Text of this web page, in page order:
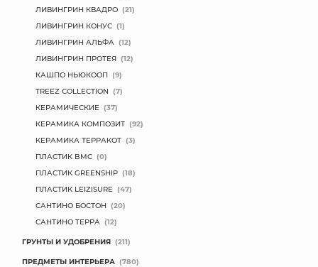
ЛИВИНГРИН КВАДРО (21)
ЛИВИНГРИН КОНУС (1)
ЛИВИНГРИН АЛЬФА (12)
ЛИВИНГРИН ПРОТЕЯ (12)
КАШПО НЬЮКООП (9)
TREEZ COLLECTION (7)
КЕРАМИЧЕСКИЕ (37)
КЕРАМИКА КОМПОЗИТ (92)
КЕРАМИКА ТЕРРАКОТ (3)
ПЛАСТИК BMC (0)
ПЛАСТИК GREENSHIP (18)
ПЛАСТИК LEIZISURE (47)
САНТИНО БОСТОН (20)
САНТИНО ТЕРРА (12)
ГРУНТЫ И УДОБРЕНИЯ (211)
ПРЕДМЕТЫ ИНТЕРЬЕРА (780)